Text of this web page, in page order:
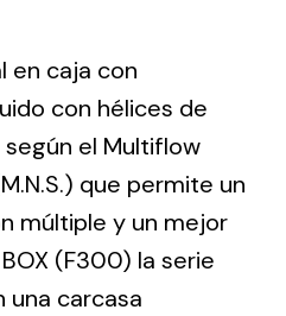
into the group
ventilation products for
en caja con
con hélices de
el Multiflow
que permite un
múltiple y un mejor
(F300) la serie
una carcasa